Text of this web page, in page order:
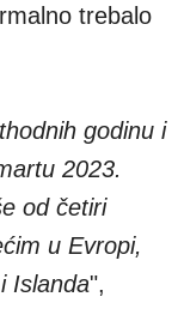
trebalo
godinu i
2023.
od četiri
u Evropi,
Islanda",